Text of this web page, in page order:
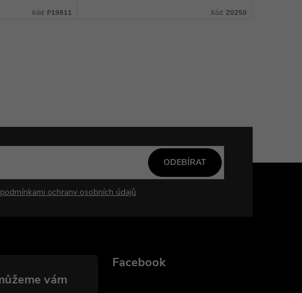
Kód: P19811 Kód: Z0250
podmínkami ochrany osobních údajů
ODEBÍRAT
Facebook